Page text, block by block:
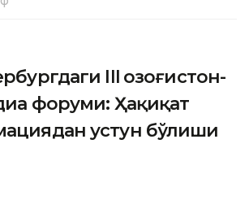
III Қозоғистон-
форуми: Ҳақиқат
устун бўлиши